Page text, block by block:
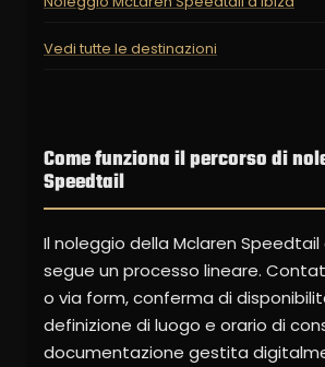
Vedi tutte le destinazioni
Come funziona il percorso di
Speedtail
Il noleggio della Mclaren
segue un processo lineare.
o via form, conferma di
definizione di luogo e orario di
documentazione gestita